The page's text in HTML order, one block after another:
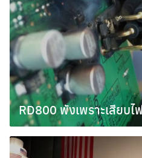
RD800 พังเพราะเสียบไ
ตุลาคม 7, 2014